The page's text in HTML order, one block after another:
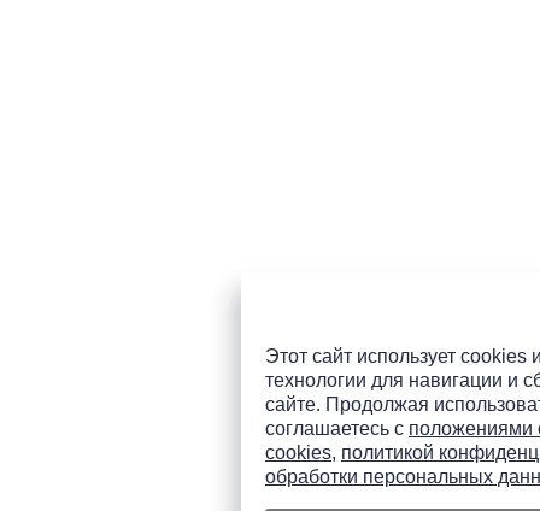
Этот сайт использует cookies
технологии для навигации и
сайте. Продолжая
соглашаетесь с положениями
cookies, политикой
обработки персональных